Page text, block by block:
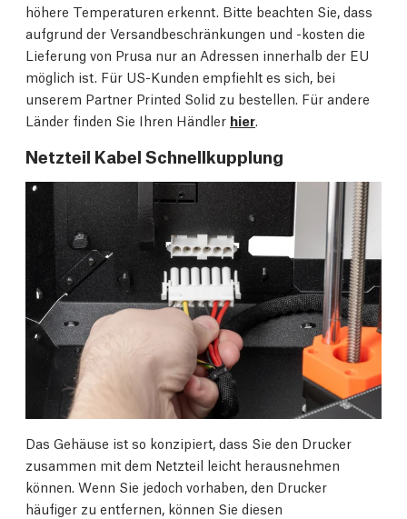
höhere Temperaturen erkennt. Bitte beachten Sie, dass
aufgrund der Versandbeschränkungen und -kosten die
Lieferung von Prusa nur an Adressen innerhalb der EU
möglich ist. Für US-Kunden empfiehlt es sich, bei
unserem Partner Printed Solid zu bestellen. Für andere
Länder finden Sie Ihren Händler hier
Netzteil Kabel Schnellkupplung
Das Gehäuse ist so konzipiert, dass Sie den Drucker
zusammen mit dem Netzteil leicht herausnehmen
können. Wenn Sie jedoch vorhaben, den Drucker
häufiger zu entfernen, können Sie diesen